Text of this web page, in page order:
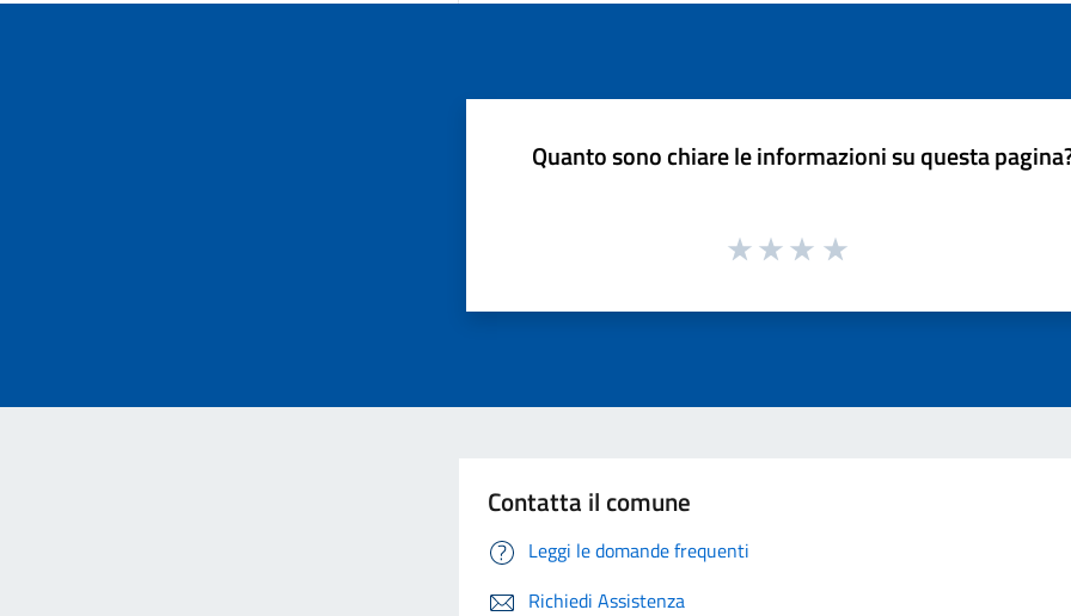
Quanto sono chiare le informazioni su questa
Contatta il comune
Leggi le domande frequenti
Richiedi Assistenza